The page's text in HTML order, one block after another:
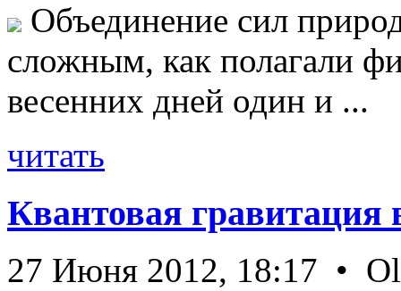
Объединение сил
сложным, как полагали
весенних дней один и ...
читать
Квантовая гравитация
27 Июня 2012, 18:17 •